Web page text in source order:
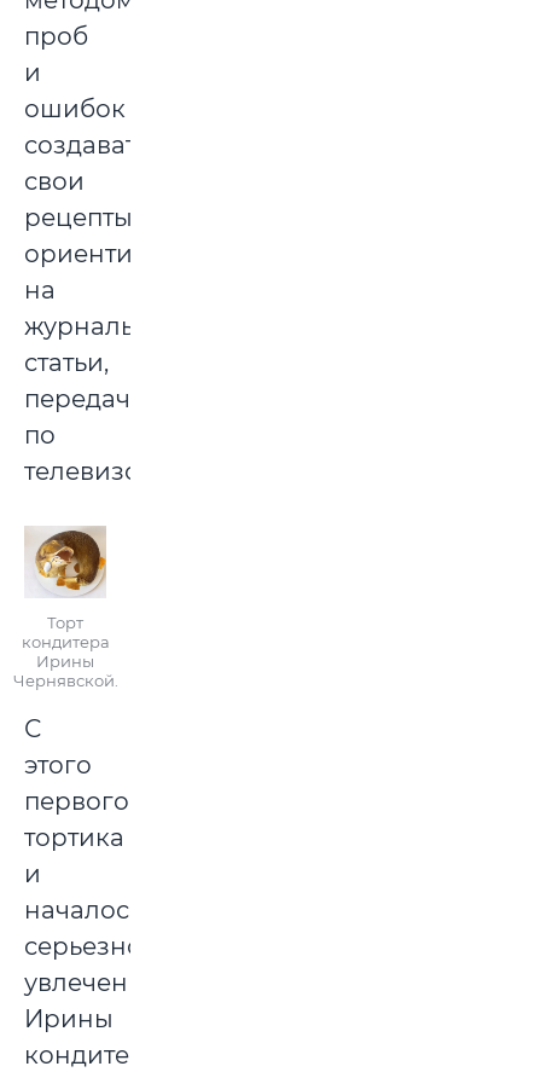
проб
и
ошибок
создавать
свои
рецепты,
ориентируясь
на
журнальные
статьи,
передачи
по
телевизору.
Торт
кондитера
Ирины
Чернявской.
С
этого
первого
тортика
и
началось
серьезное
увлечение
Ирины
кондитерским